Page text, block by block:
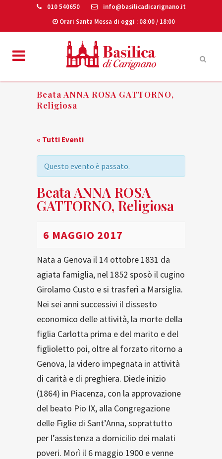
010 540650
info@basilicadicarignano.it
Orari Santa Messa di oggi : 08:00 / 18:00
Beata ANNA ROSA GATTORNO,
Religiosa
« Tutti Eventi
Questo evento è passato.
Beata ANNA ROSA
GATTORNO, Religiosa
6 MAGGIO 2017
Nata a Genova il 14 ottobre 1831 da
agiata famiglia, nel 1852 sposò il cugino
Girolamo Custo e si trasferì a Marsiglia.
Nei sei anni successivi il dissesto
economico delle attività, la morte della
figlia Carlotta prima e del marito e del
figlioletto poi, oltre al forzato ritorno a
Genova, la videro impegnata in attività
di carità e di preghiera. Diede inizio
(1864) in Piacenza, con la approvazione
del beato Pio IX, alla Congregazione
delle Figlie di Sant’Anna, soprattutto
per l’assistenza a domicilio dei malati
poveri. Morì il 6 maggio 1900 e venne